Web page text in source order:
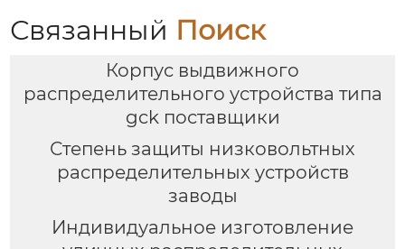
Связанный Поиск
Корпус выдвижного
распределительного устройства типа
gck поставщики
Степень защиты низковольтных
распределительных устройств
заводы
Индивидуальное изготовление